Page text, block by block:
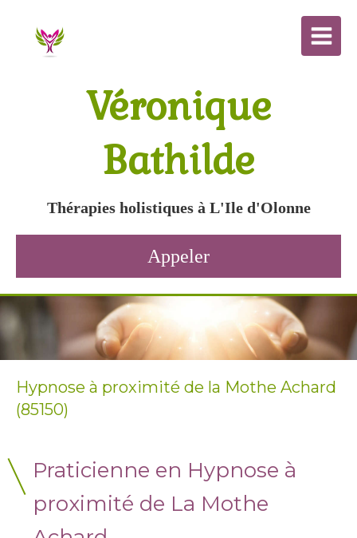
Véronique
Bathilde
Thérapies holistiques à L'Ile d'Olonne
Appeler
Hypnose à proximité de la Mothe Achard
(85150)
Praticienne en Hypnose à
proximité de La Mothe